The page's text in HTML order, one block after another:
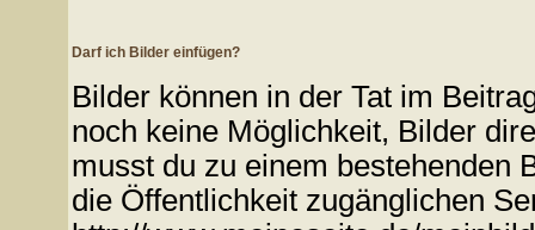
Darf ich Bilder einfügen?
Bilder können in der Tat im
noch keine Möglichkeit, Bilder
musst du zu einem bestehenden
die Öffentlichkeit zugänglichen